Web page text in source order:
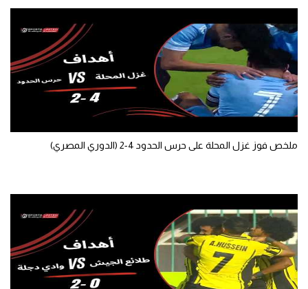
ملخص فوز غزل المحلة على حرس الحدود 4-2 (الدوري المصري)